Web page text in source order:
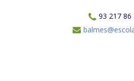
93 217 86